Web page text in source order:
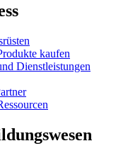
kaufen
Dienstleistungen